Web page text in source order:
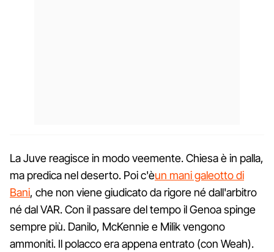
La Juve reagisce in modo veemente. Chiesa è in palla,
ma predica nel deserto. Poi c'èun mani galeotto di
Bani, che non viene giudicato da rigore né dall'arbitro
né dal VAR. Con il passare del tempo il Genoa spinge
sempre più. Danilo, McKennie e Milik vengono
ammoniti. Il polacco era appena entrato (con Weah).